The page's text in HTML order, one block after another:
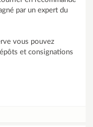
par un expert du
vous pouvez
et consignations